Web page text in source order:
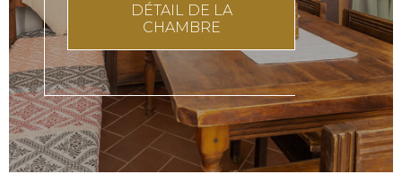
DÉTAIL DE LA
CHAMBRE